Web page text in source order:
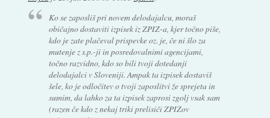
Ko se zaposliš pri novem delodajalcu, moraš
običajno dostaviti izpisek iz ZPIZ-a, kjer točno piše,
kdo je zate plačeval prispevke oz. je, če ni šlo za
mutenje z s.p.-ji in posredovalnimi agencijami,
točno razvidno, kdo so bili tvoji dotedanji
delodajalci v Sloveniji. Ampak ta izpisek dostaviš
šele, ko je odločitev o tvoji zaposlitvi že sprejeta in
sumim, da lahko za ta izpisek zaprosi zgolj vsak sam
(razen če kdo z nekaj triki prelisiči ZPIZov